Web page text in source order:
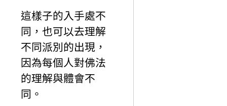
這樣子的入手處不
同，也可以去理解
不同派別的出現，
因為每個人對佛法
的理解與體會不
同。